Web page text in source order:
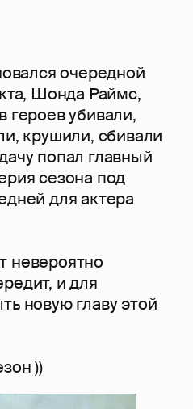
очередной
Шонда Раймс,
героев убивали,
крушили, сбивали
попал главный
сезона под
для актера
невероятно
и для
новую главу этой
))